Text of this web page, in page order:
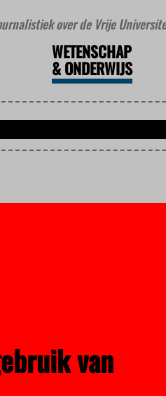
over de Vrije
WETENSCHAP
&ONDERWIJS
van